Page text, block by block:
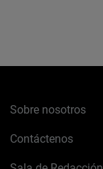
Sobre nosotros
Contáctenos